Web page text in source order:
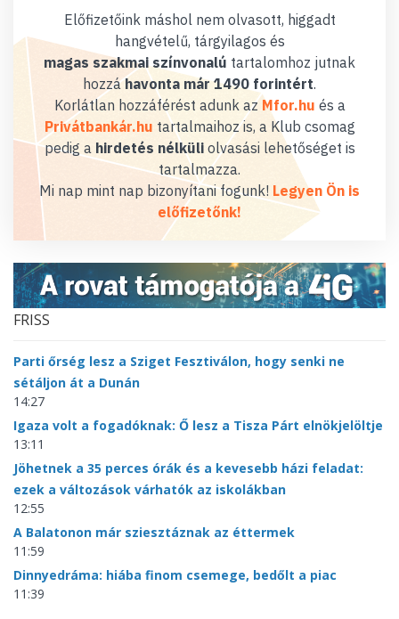
Előfizetőink máshol nem olvasott, higgadt
hangvételű, tárgyilagos és
magas szakmai színvonalú tartalomhoz jutnak
hozzáhavonta már 1490 forintért.
Korlátlan hozzáférést adunk az Mfor.hu és a
Privátbankár.hu tartalmaihoz is, a Klub csomag
pedig a hirdetés nélküliolvasási lehetőséget is
tartalmazza.
Mi nap mint nap bizonyítani fogunk! Legyen Ön is
előfizetőnk!
FRISS
Parti őrség lesz a Sziget Fesztiválon, hogy senki ne
sétáljon át a Dunán
14:27
Igaza volt a fogadóknak: Ő lesz a Tisza Párt elnökjelöltje
13:11
Jöhetnek a 35 perces órák és a kevesebb házi feladat:
ezek a változások várhatók az iskolákban
12:55
A Balatonon már sziesztáznak az éttermek
11:59
Dinnyedráma: hiába finom csemege, bedőlt a piac
11:39